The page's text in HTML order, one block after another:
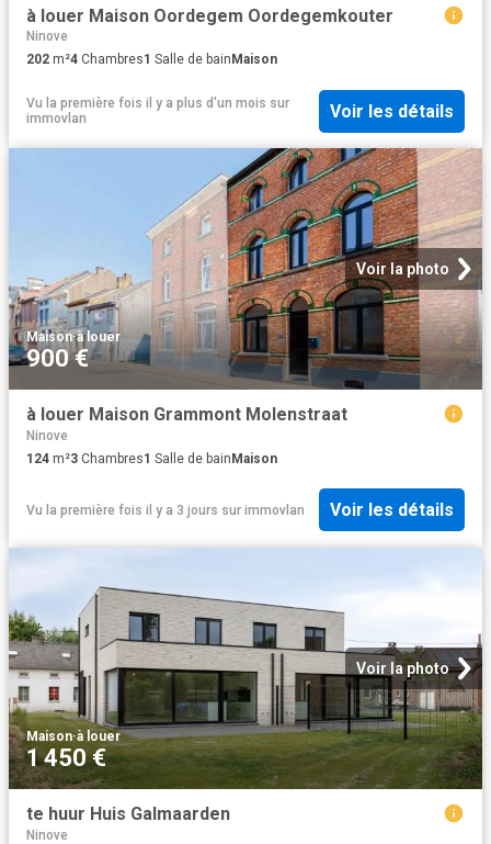
à louer Maison Oordegem Oordegemkouter
Ninove
202 m²4 Chambres1 Salle de bain Maison
Vu la première fois il y a plus d'un mois sur
immovlan
Voir les détails
Voir la photo
Maison·à louer
900 €
à louer Maison Grammont Molenstraat
Ninove
124 m²3 Chambres1 Salle de bain Maison
Vu la première fois il y a 3 jours sur immovlan Voir les détails
Voir la photo
Maison·à louer
1 450 €
te huur Huis Galmaarden
Ninove